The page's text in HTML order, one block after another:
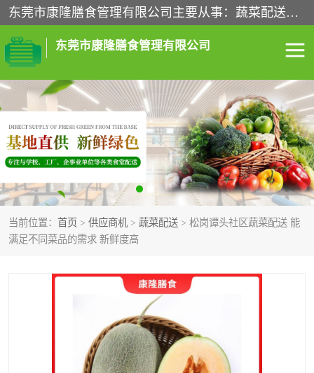
东莞市康隆膳食管理有限公司主要从事：蔬菜配送、食堂承包、企业工厂食堂承包、机关单位食堂承包、调味品配送、粮油配送、干货配送、副食配送、水果配送、海鲜配送等业务，东莞蔬菜配送电话，咨询在线客服。
东莞市康隆膳食管理有限公司
当前位置： 首页 > 供应商机 > 蔬菜配送 > 松岗谭头社区蔬菜配送 能
满足不同菜品的需求 新鲜度高
食堂承包 蔬菜配送
粮油配送 鲜肉配送
海鲜配送 食材配送
调料配送 企业工厂食堂承包
副食配送